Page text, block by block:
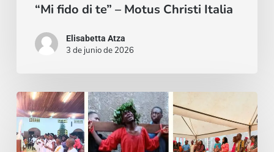
“Mi fido di te” – Motus Christi Italia
Elisabetta Atza
3 de junio de 2026
Entre
Ritos
Funerarios